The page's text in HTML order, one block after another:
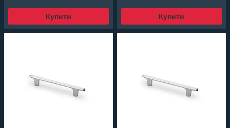
Купити Купити